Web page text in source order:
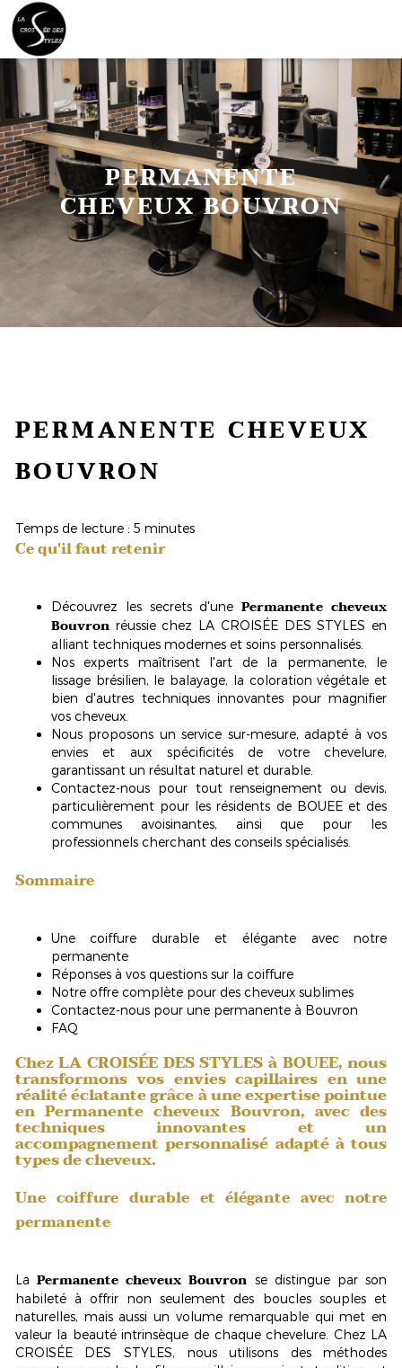
PERMANENTE
CHEVEUX BOUVRON
PERMANENTE CHEVEUX
BOUVRON
Temps de lecture : 5 minutes
Ce qu'il faut retenir
Découvrez les secrets d'unePermanente cheveux
Bouvron réussie chez LA CROISÉE DES STYLES en
alliant techniques modernes et soins personnalisés.
Nos experts maîtrisent l'art de la permanente, le
lissage brésilien, le balayage, la coloration végétale et
bien d'autres techniques innovantes pour magnifier
vos cheveux.
Nous proposons un service sur-mesure, adapté à vos
envies et aux spécificités de votre chevelure,
garantissant un résultat naturel et durable.
Contactez-nous pour tout renseignement ou devis,
particulièrement pour les résidents de BOUEE et des
communes avoisinantes, ainsi que pour les
professionnels cherchant des conseils spécialisés.
Sommaire
Une coiffure durable et élégante avec notre
permanente
Réponses à vos questions sur la coiffure
Notre offre complète pour des cheveux sublimes
Contactez-nous pour une permanente à Bouvron
FAQ
Chez LA CROISÉE DES STYLES à BOUEE, nous
transformons vos envies capillaires en une
réalité éclatante grâce à une expertise pointue
enPermanente cheveux Bouvron, avec des
techniques innovantes et un
accompagnement personnalisé adapté à tous
types de cheveux.
Une coiffure durable et élégante avec notre
permanente
La Permanente cheveux Bouvron se distingue par son
habileté à offrir non seulement des boucles souples et
naturelles, mais aussi un volume remarquable qui met en
valeur la beauté intrinsèque de chaque chevelure. Chez LA
CROISÉE DES STYLES, nous utilisons des méthodes